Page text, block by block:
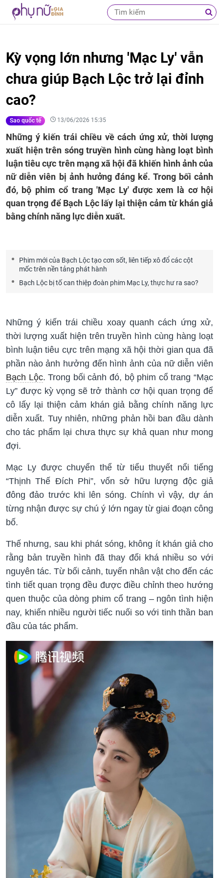
Kỳ vọng lớn nhưng 'Mạc Ly' vẫn
chưa giúp Bạch Lộc trở lại đỉnh
cao?
Sao quốc tế 13/06/2026 15:35
Những ý kiến trái chiều về cách ứng xử, thời lượng
xuất hiện trên sóng truyền hình cùng hàng loạt bình
luận tiêu cực trên mạng xã hội đã khiến hình ảnh của
nữ diễn viên bị ảnh hưởng đáng kể. Trong bối cảnh
đó, bộ phim cổ trang 'Mạc Ly' được xem là cơ hội
quan trọng để Bạch Lộc lấy lại thiện cảm từ khán giả
bằng chính năng lực diễn xuất.
Phim mới của Bạch Lộc tạo cơn sốt, liên tiếp xô đổ các cột
mốc trên nền tảng phát hành
Bạch Lộc bị tố can thiệp đoàn phim Mạc Ly, thực hư ra sao?
Những ý kiến trái chiều xoay quanh cách ứng xử,
thời lượng xuất hiện trên truyền hình cùng hàng loạt
bình luận tiêu cực trên mạng xã hội thời gian qua đã
phần nào ảnh hưởng đến hình ảnh của nữ diễn viên
Bạch Lộc. Trong bối cảnh đó, bộ phim cổ trang “Mạc
Ly” được kỳ vọng sẽ trở thành cơ hội quan trọng để
cô lấy lại thiện cảm khán giả bằng chính năng lực
diễn xuất. Tuy nhiên, những phản hồi ban đầu dành
cho tác phẩm lại chưa thực sự khả quan như mong
đợi.
Mạc Ly được chuyển thể từ tiểu thuyết nổi tiếng
“Thịnh Thế Đích Phi”, vốn sở hữu lượng độc giả
đông đảo trước khi lên sóng. Chính vì vậy, dự án
từng nhận được sự chú ý lớn ngay từ giai đoạn công
bố.
Thế nhưng, sau khi phát sóng, không ít khán giả cho
rằng bản truyền hình đã thay đổi khá nhiều so với
nguyên tác. Từ bối cảnh, tuyến nhân vật cho đến các
tình tiết quan trọng đều được điều chỉnh theo hướng
quen thuộc của dòng phim cổ trang – ngôn tình hiện
nay, khiến nhiều người tiếc nuối so với tinh thần ban
đầu của tác phẩm.